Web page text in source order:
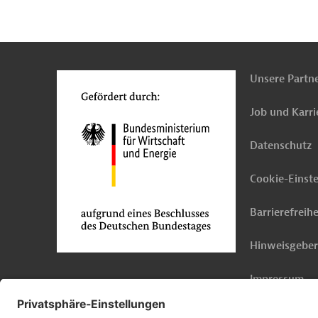
Unsere
Job und
Datenschutz
Cookie-
Impressum